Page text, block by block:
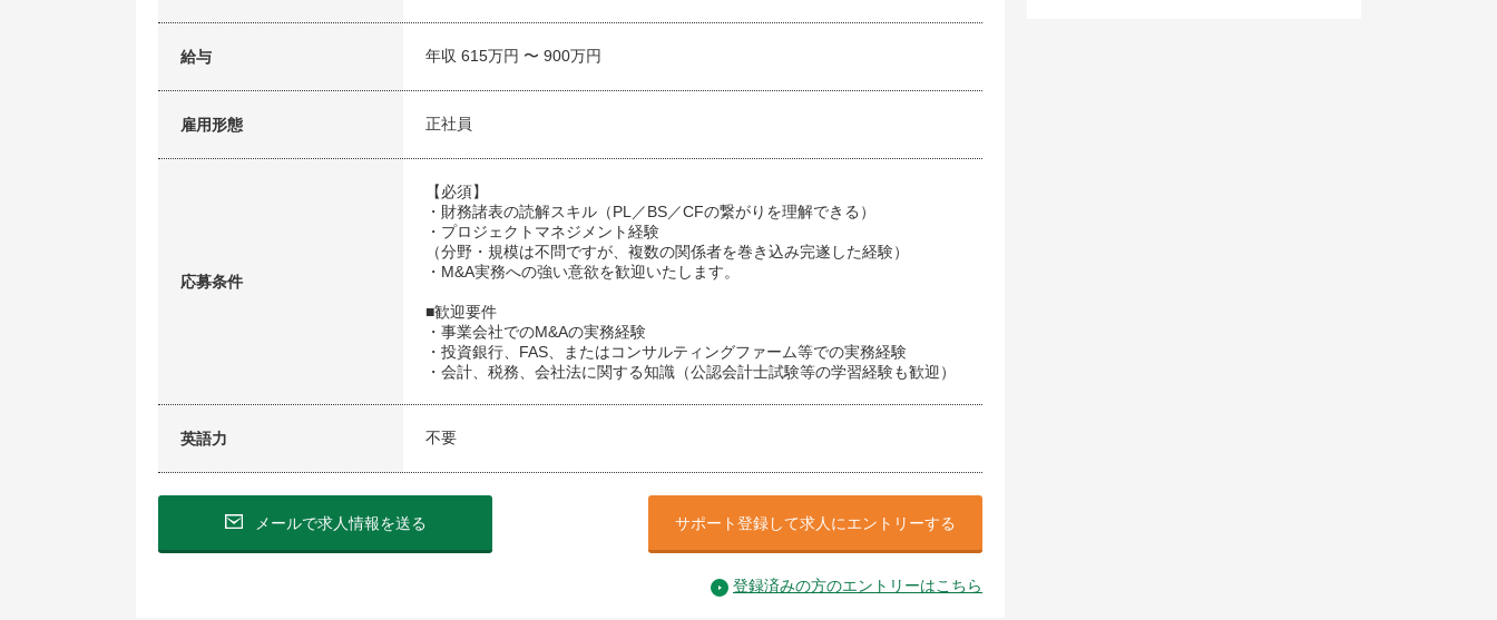
給与 年収 615万円 〜 900万円
雇用形態 正社員
応募条件
【必須】
・財務諸表の読解スキル（PL／BS／CFの繋がりを理解できる）
・プロジェクトマネジメント経験
（分野・規模は不問ですが、複数の関係者を巻き込み完遂した経験）
・M&A実務への強い意欲を歓迎いたします。
■歓迎要件
・事業会社でのM&Aの実務経験
・投資銀行、FAS、またはコンサルティングファーム等での実務経験
・会計、税務、会社法に関する知識（公認会計士試験等の学習経験も歓迎）
英語力 不要
メールで求人情報を送る サポート登録して求人にエントリーする
登録済みの方のエントリーはこちら